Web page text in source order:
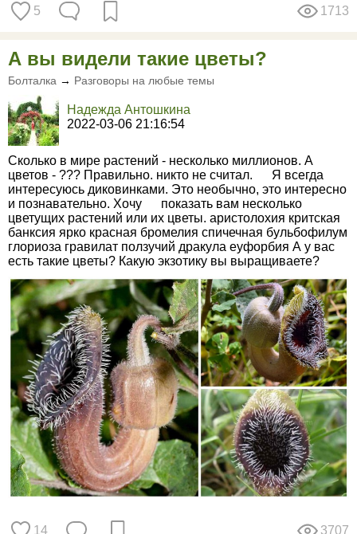
5 1713
А вы видели такие цветы?
Болталка → Разговоры на любые темы
Надежда Антошкина
2022-03-06 21:16:54
Сколько в мире растений - несколько миллионов. А
цветов - ??? Правильно. никто не считал. Я всегда
интересуюсь диковинками. Это необычно, это интересно
и познавательно. Хочу показать вам несколько
цветущих растений или их цветы. аристолохия критская
банксия ярко красная бромелия спичечная бульбофилум
глориоза гравилат ползучий дракула еуфорбия А у вас
есть такие цветы? Какую экзотику вы выращиваете?
14 3707